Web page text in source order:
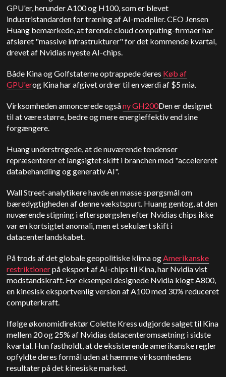
GPU'er, herunder A100 og H100, som er blevet
industristandarden for træning af AI-modeller. CEO Jensen
Huang bemærkede, at førende cloud computing-firmaer har
afsløret "massive infrastrukturer" for det kommende kvartal,
drevet af Nvidias nyeste AI-chips.
Både Kina og Golfstaterne optrappede deres Køb af
GPU'erog Kina har afgivet ordrer til en værdi af $5 mia.
Virksomheden annoncerede ogsåny GH200Den er designet
til at være større, bedre og mere energieffektiv end sine
forgængere.
Huang understregede, at de nuværende tendenser
repræsenterer et langsigtet skift i branchen mod "accelereret
databehandling og generativ AI".
Wall Street-analytikere havde en masse spørgsmål om
bæredygtigheden af denne vækstspurt. Huang gentog, at den
nuværende stigning i efterspørgslen efter Nvidias chips ikke
var en kortsigtet anomali, men et sekulært skift i
datacenterlandskabet.
På trods af det globale geopolitiske klima ogAmerikanske
restriktionerpå eksport af AI-chips til Kina, har Nvidia vist
modstandskraft. For eksempel designede Nvidia klogt A800,
en kinesisk eksportvenlig version af A100 med 30% reduceret
computerkraft.
Ifølge økonomidirektør Colette Kress udgjorde salget til Kina
mellem 20 og 25% af Nvidias datacenteromsætning i sidste
kvartal. Hun fastholdt, at de eksisterende amerikanske regler
opfyldte deres formål uden at hæmme virksomhedens
resultater på det kinesiske marked.